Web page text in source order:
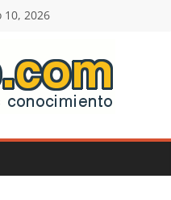
10, 2026